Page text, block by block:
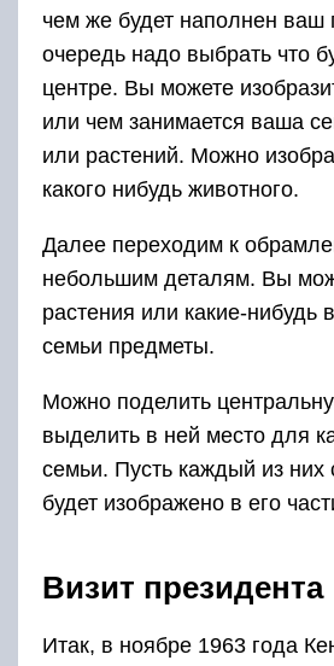
чем же будет наполнен ваш
очередь надо выбрать что
центре. Вы можете
или чем занимается ваша
или растений. Можно
какого нибудь животного.
Далее переходим к
небольшим деталям. Вы
растения или какие-
семьи предметы.
Можно поделить
выделить в ней место для
семьи. Пусть каждый из них
будет изображено в его
Визит президента
Итак, в ноябре 1963 года